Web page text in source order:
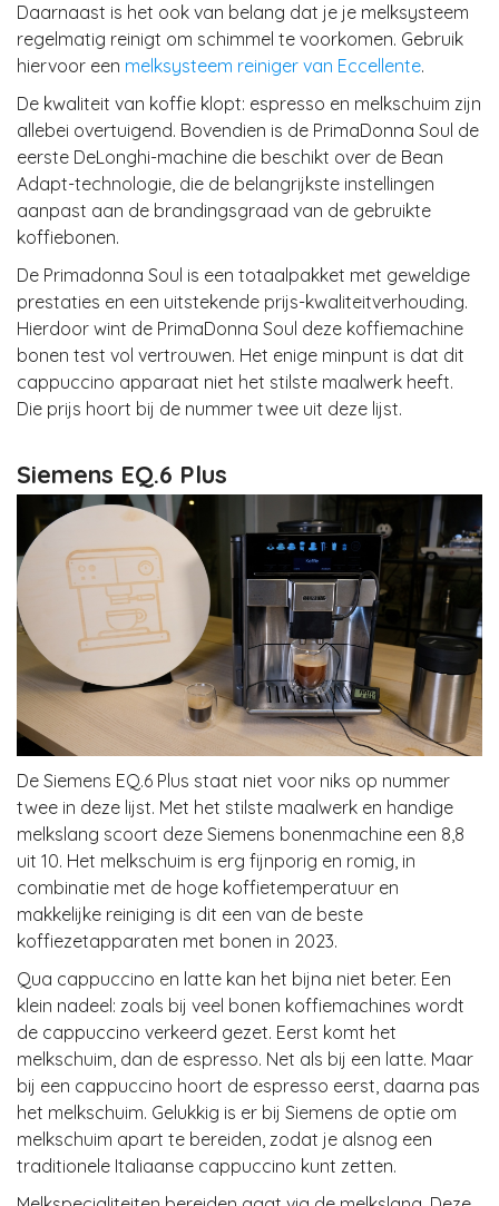
Daarnaast is het ook van belang dat je je melksysteem
regelmatig reinigt om schimmel te voorkomen. Gebruik
hiervoor een melksysteem reiniger van Eccellente.
De kwaliteit van koffie klopt: espresso en melkschuim zijn
allebei overtuigend. Bovendien is de PrimaDonna Soul de
eerste DeLonghi-machine die beschikt over de Bean
Adapt-technologie, die de belangrijkste instellingen
aanpast aan de brandingsgraad van de gebruikte
koffiebonen.
De Primadonna Soul is een totaalpakket met geweldige
prestaties en een uitstekende prijs-kwaliteitverhouding.
Hierdoor wint de PrimaDonna Soul deze koffiemachine
bonen test vol vertrouwen. Het enige minpunt is dat dit
cappuccino apparaat niet het stilste maalwerk heeft.
Die prijs hoort bij de nummer twee uit deze lijst.
Siemens EQ.6 Plus
De Siemens EQ.6 Plus staat niet voor niks op nummer
twee in deze lijst. Met het stilste maalwerk en handige
melkslang scoort deze Siemens bonenmachine een 8,8
uit 10. Het melkschuim is erg fijnporig en romig, in
combinatie met de hoge koffietemperatuur en
makkelijke reiniging is dit een van de beste
koffiezetapparaten met bonen in 2023.
Qua cappuccino en latte kan het bijna niet beter. Een
klein nadeel: zoals bij veel bonen koffiemachines wordt
de cappuccino verkeerd gezet. Eerst komt het
melkschuim, dan de espresso. Net als bij een latte. Maar
bij een cappuccino hoort de espresso eerst, daarna pas
het melkschuim. Gelukkig is er bij Siemens de optie om
melkschuim apart te bereiden, zodat je alsnog een
traditionele Italiaanse cappuccino kunt zetten.